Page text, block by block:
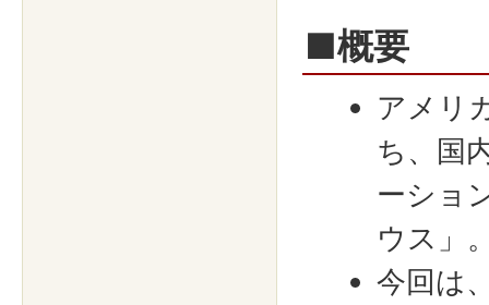
■概要
アメリ
ち、国
ーショ
ウス」
今回は